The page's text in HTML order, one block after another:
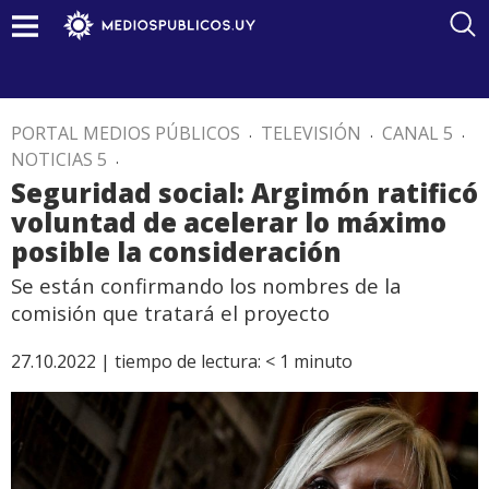
PORTAL MEDIOS PÚBLICOS . TELEVISIÓN . CANAL 5 .
NOTICIAS 5 .
Seguridad social: Argimón ratificó
voluntad de acelerar lo máximo
posible la consideración
Se están confirmando los nombres de la
comisión que tratará el proyecto
27.10.2022 | tiempo de lectura: < 1 minuto